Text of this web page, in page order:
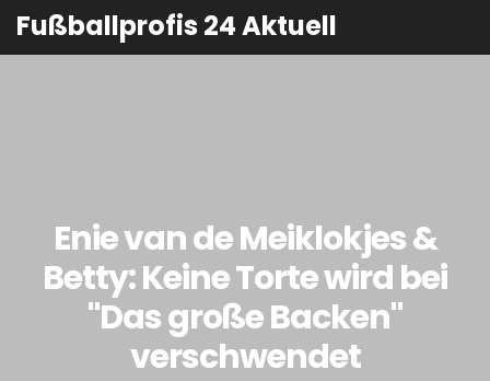
Fußballprofis 24 Aktuell
Enie van de Meiklokjes &
Betty: Keine Torte wird bei
"Das große Backen"
verschwendet